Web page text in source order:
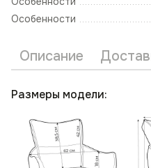
Особенности
Описание
Размеры модели: